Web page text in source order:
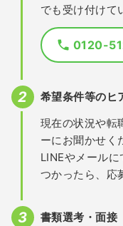
でも受け付けて
0120-
希望条件等のヒ
現在の状況や転
ーにお聞かせく
LINEやメール
つかったら、応
書類選考・面接